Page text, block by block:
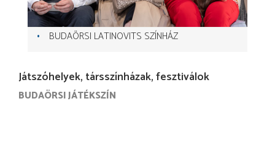
BUDAÖRSI LATINOVITS SZÍNHÁZ
Játszóhelyek, társszínházak, fesztiválok
BUDAÖRSI JÁTÉKSZÍN